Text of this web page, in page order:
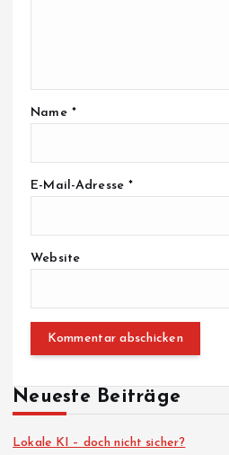
Name *
E-Mail-Adresse*
Website
Neueste Beiträge
Lokale KI – doch nicht sicher?